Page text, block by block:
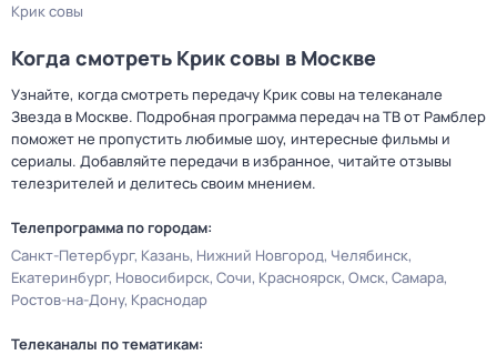
Крик совы
Когда смотреть Крик совы в Москве
Узнайте, когда смотреть передачу Крик совы на телеканале
Звезда в Москве. Подробная программа передач на ТВ от Рамблер
поможет не пропустить любимые шоу, интересные фильмы и
сериалы. Добавляйте передачи в избранное, читайте отзывы
телезрителей и делитесь своим мнением.
Телепрограмма по городам:
Санкт-Петербург Казань Нижний Новгород Челябинск
Екатеринбург Новосибирск Сочи Красноярск Омск Самара
Ростов-на-Дону Краснодар
Телеканалы по тематикам: